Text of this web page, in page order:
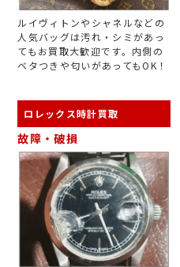
ルイヴィトンやシャネルなどの
人気バッグは汚れ・シミがあっ
てもお買取大歓迎です。内側の
ベタつきや匂いがあってもOK！
ロレックス時計買取
故障・破損